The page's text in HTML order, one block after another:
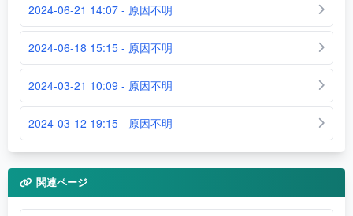
2024-06-21 14:07 - 原因不明
2024-06-18 15:15 - 原因不明
2024-03-21 10:09 - 原因不明
2024-03-12 19:15 - 原因不明
関連ページ